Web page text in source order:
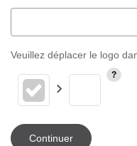
Veuillez déplacer le logo
Continuer